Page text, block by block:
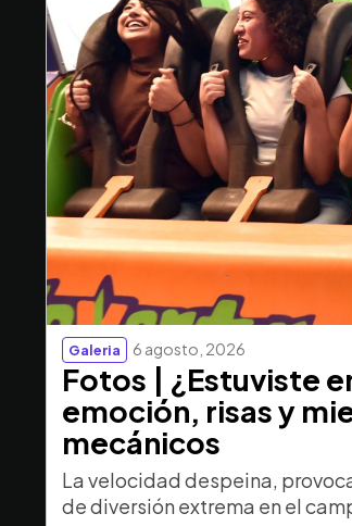
Galeria 6 agosto, 2026
Fotos | ¿Estuviste
emoción, risas y
mecánicos
La velocidad despeina,
de diversión extrema en el